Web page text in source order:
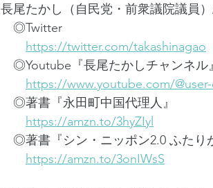
長尾たかし（自民党・前衆議院議員
◎Twitter
https://twitter.com/takashinagao
◎Youtube『長尾たかしチャンネル』
https://www.youtube.com/
◎著書『永田町中国代理人』
https://amzn.to/3hyZIyl
◎著書『シン・ニッポン2.0 ふたり
https://amzn.to/3onIWsS